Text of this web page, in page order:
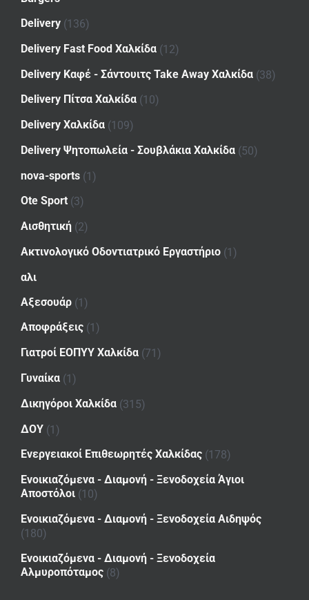
Delivery (136)
Delivery Fast Food Χαλκίδα (12)
Delivery Καφέ - Σάντουιτς Take Away Χαλκίδα (38)
Delivery Πίτσα Χαλκίδα (10)
Delivery Χαλκίδα (109)
Delivery Ψητοπωλεία - Σουβλάκια Χαλκίδα (50)
nova-sports (1)
Ote Sport (3)
Αισθητική (2)
Ακτινολογικό Οδοντιατρικό Εργαστήριο (1)
αλι
Αξεσουάρ (1)
Αποφράξεις (1)
Γιατροί ΕΟΠΥΥ Χαλκίδα (71)
Γυναίκα (1)
Δικηγόροι Χαλκίδα (315)
ΔΟΥ (1)
Ενεργειακοί Επιθεωρητές Χαλκίδας (178)
Ενοικιαζόμενα - Διαμονή - Ξενοδοχεία Άγιοι
Αποστόλοι (10)
Ενοικιαζόμενα - Διαμονή - Ξενοδοχεία Αιδηψός
(180)
Ενοικιαζόμενα - Διαμονή - Ξενοδοχεία
Αλμυροπόταμος (8)